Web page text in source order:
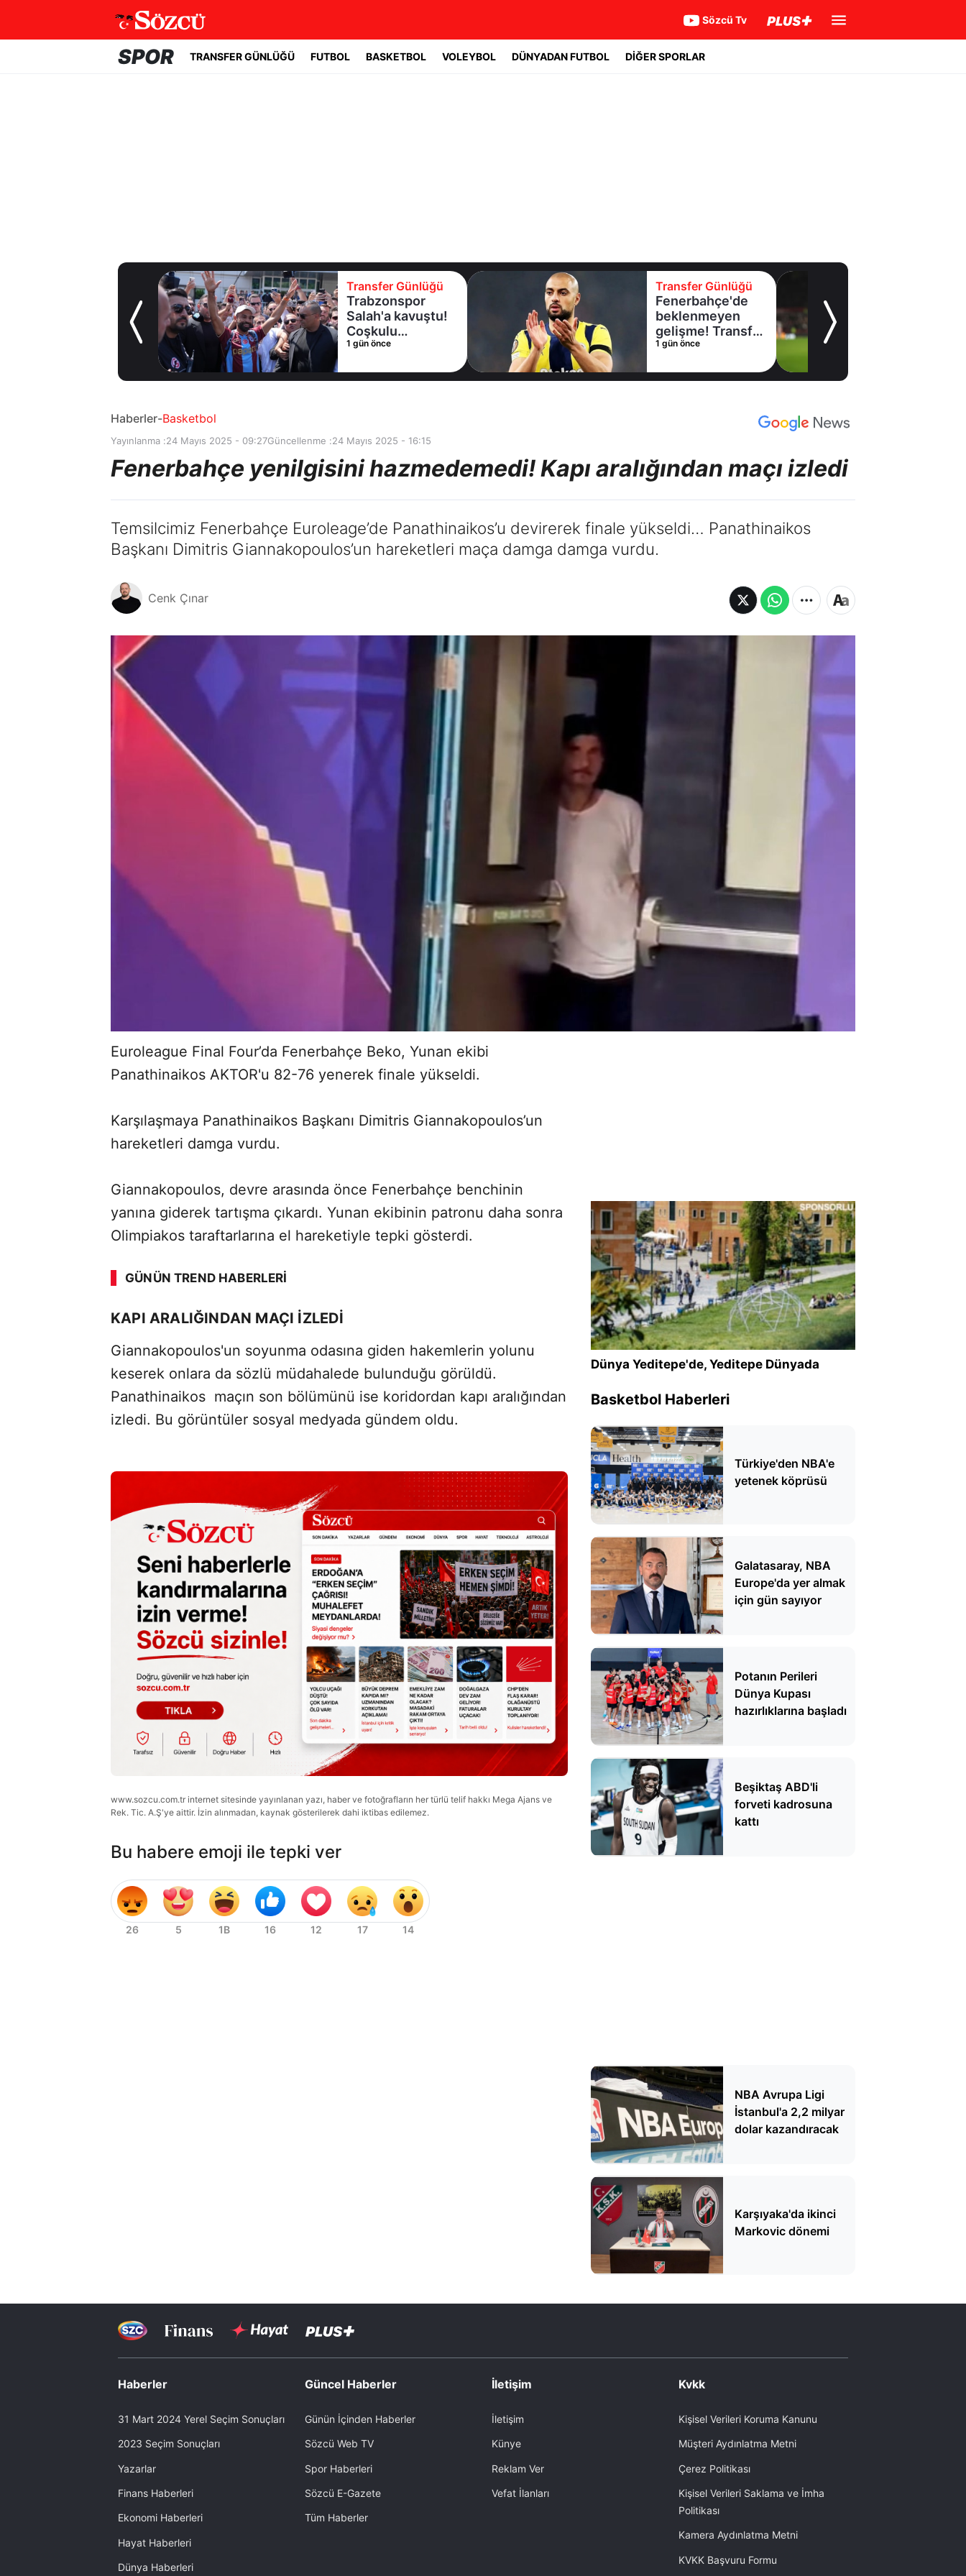
Sözcü Tv
SPOR TRANSFER GÜNLÜĞÜ FUTBOL BASKETBOL VOLEYBOL DÜNYADAN FUTBOL DİĞER SPORLAR
Yıldız oyuncudan
müjde! Ayrılmak
Transfer Günlüğü
Trabzonspor
Salah'a kavuştu!
Coşkulu
karşılama
1 gün önce
Transfer Günlüğü
Fenerbahçe'de
beklenmeyen
gelişme! Transfer
iptal oldu
1 gün önce
Haberler-Basketbol
Yayınlanma :24 Mayıs 2025 - 09:27Güncellenme :24 Mayıs 2025 - 16:15
Fenerbahçe yenilgisini hazmedemedi! Kapı aralığından maçı izledi
Temsilcimiz Fenerbahçe Euroleage’de Panathinaikos’u devirerek finale yükseldi… Panathinaikos
Başkanı Dimitris Giannakopoulos’un hareketleri maça damga damga vurdu.
Cenk Çınar
Euroleague Final Four’da Fenerbahçe Beko, Yunan ekibi
Panathinaikos AKTOR'u 82-76 yenerek finale yükseldi.
Karşılaşmaya Panathinaikos Başkanı Dimitris Giannakopoulos’un
hareketleri damga vurdu.
Giannakopoulos, devre arasında önce Fenerbahçe benchinin
yanına giderek tartışma çıkardı. Yunan ekibinin patronu daha sonra
Olimpiakos taraftarlarına el hareketiyle tepki gösterdi.
GÜNÜN TREND HABERLERI
00:02 / 09:08
KAPI ARALIĞINDAN MAÇI İZLEDİ
Giannakopoulos'un soyunma odasına giden hakemlerin yolunu
keserek onlara da sözlü müdahalede bulunduğu görüldü.
Panathinaikos maçın son bölümünü ise koridordan kapı aralığından
izledi. Bu görüntüler sosyal medyada gündem oldu.
www.sozcu.com.tr internet sitesinde yayınlanan yazı, haber ve fotoğrafların her türlü telif hakkı Mega Ajans ve
Rek. Tic. A.Ş'ye aittir. İzin alınmadan, kaynak gösterilerek dahi iktibas edilemez.
Bu habere emoji ile tepki ver
Dünya Yeditepe'de, Yeditepe Dünyada
Basketbol Haberleri
Türkiye'den NBA'e
yetenek köprüsü
Galatasaray, NBA
Europe'da yer almak
için gün sayıyor
Potanın Perileri
Dünya Kupası
hazırlıklarına başladı
Beşiktaş ABD'li
forveti kadrosuna
kattı
NBA Avrupa Ligi
İstanbul'a 2,2 milyar
dolar kazandıracak
Karşıyaka'da ikinci
Markovic dönemi
Haberler
31 Mart 2024 Yerel Seçim Sonuçları
2023 Seçim Sonuçları
Yazarlar
Finans Haberleri
Ekonomi Haberleri
Hayat Haberleri
Dünya Haberleri
Güncel Haberler
Günün İçinden Haberler
Sözcü Web TV
Spor Haberleri
Sözcü E-Gazete
Tüm Haberler
İletişim
İletişim
Künye
Reklam Ver
Vefat İlanları
Kvkk
Kişisel Verileri Koruma Kanunu
Müşteri Aydınlatma Metni
Çerez Politikası
Kişisel Verileri Saklama ve İmha
Politikası
Kamera Aydınlatma Metni
KVKK Başvuru Formu